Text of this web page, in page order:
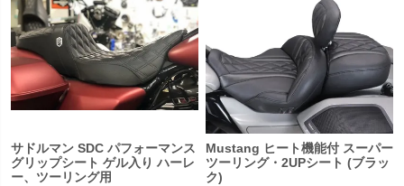
サドルマン SDC パフォーマンス
グリップシート ゲル入り ハーレ
ー、ツーリング用
Mustang ヒート機能付 スーパー
ツーリング・2UPシート (ブラッ
ク)